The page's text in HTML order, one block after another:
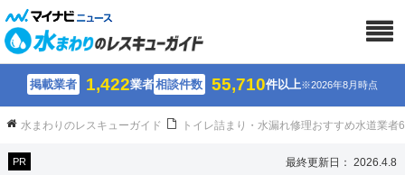
掲載業者 1,422業者相談件数 55,710件以上※2026年8月時点
水まわりのレスキューガイド トイレ詰まり・水漏れ修理おすすめ水道業
PR 最終更新日： 2026.4.8